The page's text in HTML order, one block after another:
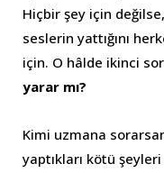
Hiçbir şey için
seslerin yattığını
için. O hâlde ikinci
yarar mı?
Kimi uzmana
yaptıkları kötü